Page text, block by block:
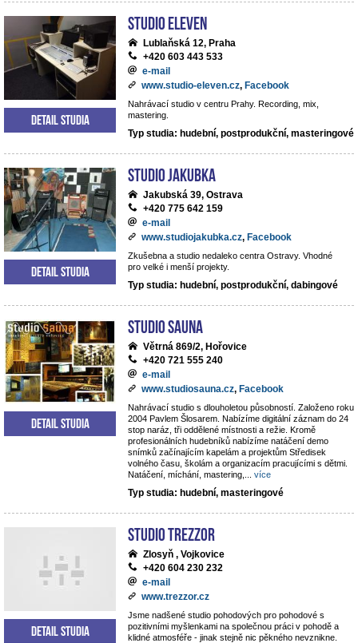
Studio Eleven
Lublaňská 12, Praha
+420 603 443 533
e-mail
www.studio-eleven.cz, Facebook
Nahrávací studio v centru Prahy. Recording, mix,
mastering.
Typ studia: hudební, postprodukční, masteringové
Detail studia
Studio Jakubka
Jakubská 39, Ostrava
+420 775 642 159
e-mail
www.studiojakubka.cz, Facebook
Zkušebna a studio nedaleko centra Ostravy. Vhodné
pro velké i menší projekty.
Typ studia: hudební, postprodukční, dabingové
Detail studia
Studio Sauna
Větrná 869/2, Hořovice
+420 721 555 240
e-mail
www.studiosauna.cz, Facebook
Nahrávací studio s dlouholetou působností. Založeno roku
2004 Pavlem Šlosarem. Nabízíme digitální záznam do 24
stop naráz, tři oddělené místnosti a režie. Kromě
profesionálních hudebníků nabízíme natáčení demo
snímků začínajícím kapelám a projektům Středisek
volného času, školám a organizacím pracujícími s dětmi.
Natáčení, míchání, mastering,
více
Typ studia: hudební, masteringové
Detail studia
STUDIO TREZZOR
Zlosyň , Vojkovice
+420 604 230 232
e-mail
www.trezzor.cz
Jsme nadšené studio pohodových pro pohodové s
pozitivními myšlenkami na společnou práci v pohodě a
klidné atmosféře - jinak stejně nic pěkného nevznikne.
Detail studia